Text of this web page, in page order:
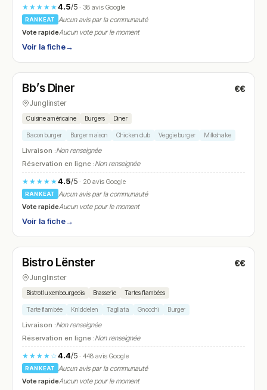
★★★★★4.5/5· 38 avis Google
RANKEAT
Aucun avis par la communauté
Vote rapideAucun vote pour le moment
Voir la fiche→
N° 16
Bb’s Diner €€
Junglinster
Cuisine américaine Burgers Diner
Bacon burger Burger maison Chicken club Veggie burger Milkshake
Livraison :Non renseignée
Réservation en ligne :Non renseignée
★★★★★4.5/5· 20 avis Google
RANKEAT
Aucun avis par la communauté
Vote rapideAucun vote pour le moment
Voir la fiche→
N° 17
Bistro Lënster €€
Junglinster
Bistrot luxembourgeois Brasserie Tartes flambées
Tarte flambée Kniddelen Tagliata Gnocchi Burger
Livraison :Non renseignée
Réservation en ligne :Non renseignée
★★★★☆4.4/5· 448 avis Google
RANKEAT
Aucun avis par la communauté
Vote rapideAucun vote pour le moment